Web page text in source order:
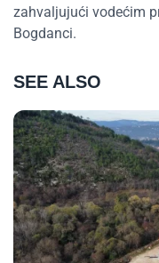
zahvaljujući vodećim
Bogdanci.
SEE ALSO